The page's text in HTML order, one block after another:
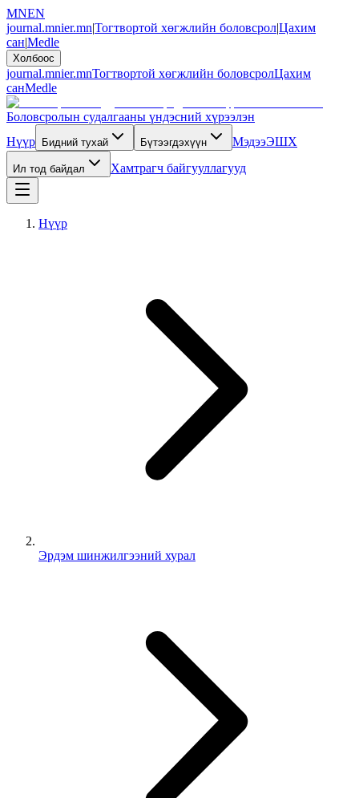
MNEN
journal.mnier.mn|Тогтвортой хөгжлийн боловсрол|Цахим
сан|Medle
Холбоос
journal.mnier.mnТогтвортой хөгжлийн боловсролЦахим
санMedle
Боловсролын судалгааны үндэсний хүрээлэн
Нүүр
Бидний тухай Бүтээгдэхүүн МэдээЭШХ
Ил тод байдал Хамтрагч байгууллагууд
Нүүр
Эрдэм шинжилгээний хурал